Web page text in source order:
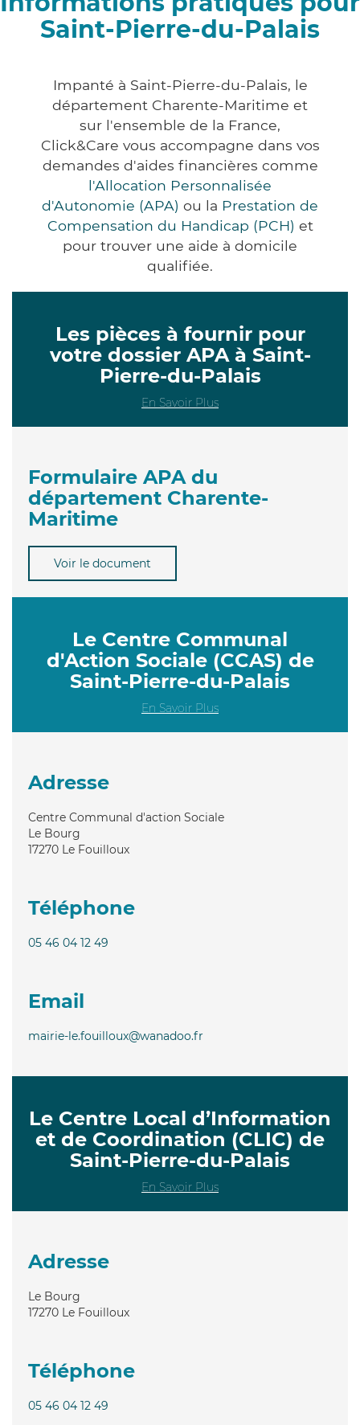
Saint-Pierre-du-Palais
Impanté à Saint-Pierre-du-Palais, le
département Charente-Maritime et
sur l'ensemble de la France,
Click&Care vous accompagne dans vos
demandes d'aides financières comme
l'Allocation Personnalisée
d'Autonomie (APA) ou la Prestation de
Compensation du Handicap (PCH) et
pour trouver une aide à domicile
qualifiée.
Les pièces à fournir pour
votre dossier APA à Saint-
Pierre-du-Palais
En Savoir Plus
Formulaire APA du
département Charente-
Maritime
Voir le document
Le Centre Communal
d'Action Sociale (CCAS) de
Saint-Pierre-du-Palais
En Savoir Plus
Adresse
Centre Communal d'action Sociale
Le Bourg
17270 Le Fouilloux
Téléphone
05 46 04 12 49
Email
mairie-le.fouilloux@wanadoo.fr
Le Centre Local d’Information
et de Coordination (CLIC) de
Saint-Pierre-du-Palais
En Savoir Plus
Adresse
Le Bourg
17270 Le Fouilloux
Téléphone
05 46 04 12 49